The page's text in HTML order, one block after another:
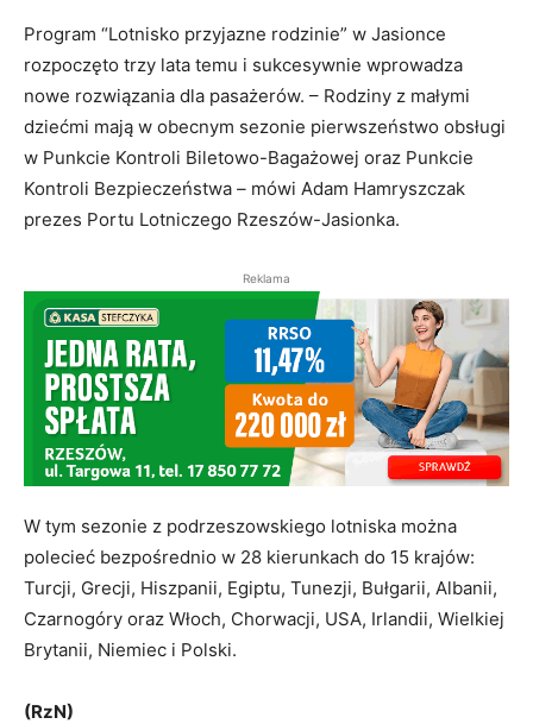
Program “Lotnisko przyjazne rodzinie” w Jasionce
rozpoczęto trzy lata temu i sukcesywnie wprowadza
nowe rozwiązania dla pasażerów. – Rodziny z małymi
dziećmi mają w obecnym sezonie pierwszeństwo obsługi
w Punkcie Kontroli Biletowo-Bagażowej oraz Punkcie
Kontroli Bezpieczeństwa – mówi Adam Hamryszczak
prezes Portu Lotniczego Rzeszów-Jasionka.
Reklama
W tym sezonie z podrzeszowskiego lotniska można
polecieć bezpośrednio w 28 kierunkach do 15 krajów:
Turcji, Grecji, Hiszpanii, Egiptu, Tunezji, Bułgarii, Albanii,
Czarnogóry oraz Włoch, Chorwacji, USA, Irlandii, Wielkiej
Brytanii, Niemiec i Polski.
(RzN)